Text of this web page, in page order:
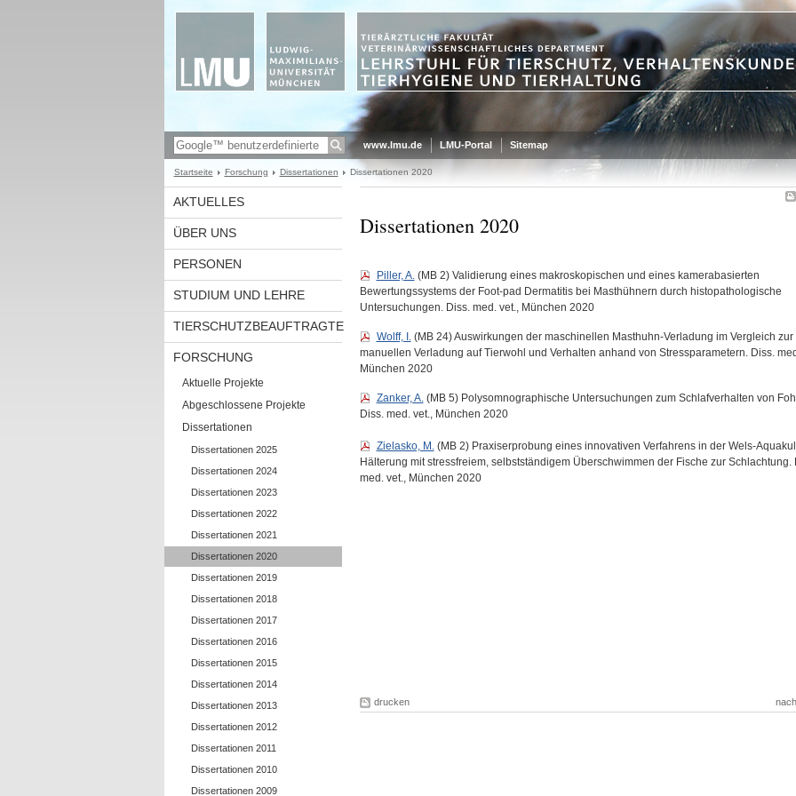
www.lmu.de LMU-Portal Sitemap
Startseite Forschung Dissertationen Dissertationen 2020
AKTUELLES
ÜBER UNS
PERSONEN
STUDIUM UND LEHRE
TIERSCHUTZBEAUFTRAGTE
FORSCHUNG
Aktuelle Projekte
Abgeschlossene Projekte
Dissertationen
Dissertationen 2025
Dissertationen 2024
Dissertationen 2023
Dissertationen 2022
Dissertationen 2021
Dissertationen 2020
Dissertationen 2019
Dissertationen 2018
Dissertationen 2017
Dissertationen 2016
Dissertationen 2015
Dissertationen 2014
Dissertationen 2013
Dissertationen 2012
Dissertationen 2011
Dissertationen 2010
Dissertationen 2009
Dissertationen 2020
Piller, A. (MB 2) Validierung eines makroskopischen und eines kamerabasierten
Bewertungssystems der Foot-pad Dermatitis bei Masthühnern durch histopathologische
Untersuchungen. Diss. med. vet., München 2020
Wolff, I.(MB 24) Auswirkungen der maschinellen Masthuhn-Verladung im Vergleich zur
manuellen Verladung auf Tierwohl und Verhalten anhand von Stressparametern. Diss.
München 2020
Zanker, A.(MB 5) Polysomnographische Untersuchungen zum Schlafverhalten von
Diss. med. vet., München 2020
Zielasko, M.(MB 2) Praxiserprobung eines innovativen Verfahrens in der Wels-
Hälterung mit stressfreiem, selbstständigem Überschwimmen der Fische zur Schlachtung.
med. vet., München 2020
drucken